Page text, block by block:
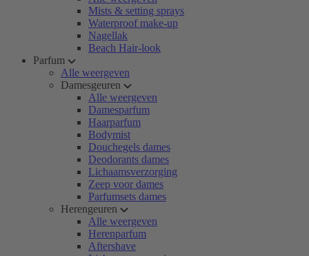
Mists & setting sprays
Waterproof make-up
Nagellak
Beach Hair-look
Parfum
Alle weergeven
Damesgeuren
Alle weergeven
Damesparfum
Haarparfum
Bodymist
Douchegels dames
Deodorants dames
Lichaamsverzorging
Zeep voor dames
Parfumsets dames
Herengeuren
Alle weergeven
Herenparfum
Aftershave